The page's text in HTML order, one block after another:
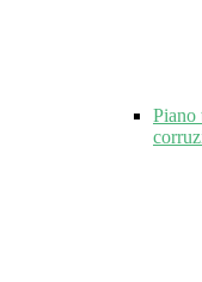
Piano